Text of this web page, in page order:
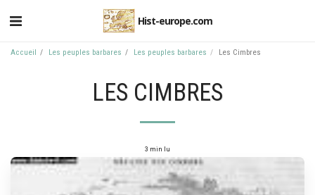
Hist-europe.com
Accueil Les peuples barbares Les peuples barbares Les Cimbres
LES CIMBRES
3 min lu